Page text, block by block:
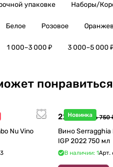
упаковке Наборы/
Белое Розовое
1 000–3 000 ₽ 3 000–5 000
понравиться
Nu Vino
Новинка
22 738 ₽26 750
Вино Serragghia
IGP 2022 750 мл
В наличии: 1Арт.